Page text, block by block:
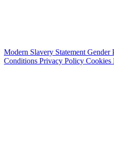
Modern Slavery Statement Gender
Conditions Privacy Policy Cookies